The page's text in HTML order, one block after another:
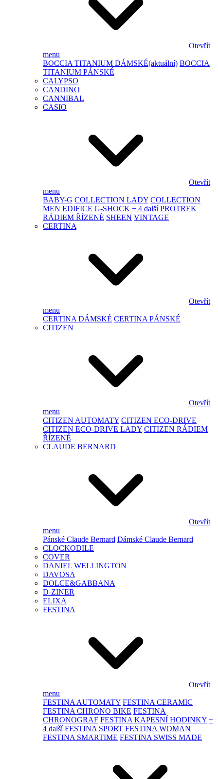
Otevřít
menu
BOCCIA TITANIUM DÁMSKÉ(aktuální) BOCCIA
TITANIUM PÁNSKÉ
CALYPSO
CANDINO
CANNIBAL
CASIO
Otevřít
menu
BABY-G COLLECTION LADY COLLECTION
MEN EDIFICE G-SHOCK + 4 další PROTREK
RÁDIEM ŘÍZENÉ SHEEN VINTAGE
CERTINA
Otevřít
menu
CERTINA DÁMSKÉ CERTINA PÁNSKÉ
CITIZEN
Otevřít
menu
CITIZEN AUTOMATY CITIZEN ECO-DRIVE
CITIZEN ECO-DRIVE LADY CITIZEN RÁDIEM
ŘÍZENÉ
CLAUDE BERNARD
Otevřít
menu
Pánské Claude Bernard Dámské Claude Bernard
CLOCKODILE
COVER
DANIEL WELLINGTON
DAVOSA
DOLCE&GABBANA
D-ZINER
ELIXA
FESTINA
Otevřít
menu
FESTINA AUTOMATY FESTINA CERAMIC
FESTINA CHRONO BIKE FESTINA
CHRONOGRAF FESTINA KAPESNÍ HODINKY +
4 další FESTINA SPORT FESTINA WOMAN
FESTINA SMARTIME FESTINA SWISS MADE